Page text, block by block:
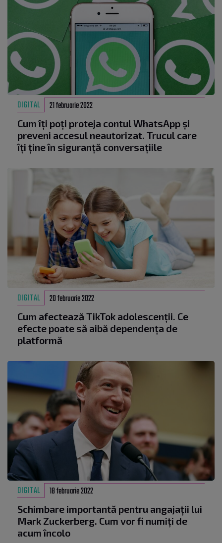
DIGITAL 21 februarie 2022
Cum îți poți proteja contul WhatsApp și
preveni accesul neautorizat. Trucul care
îți ține în siguranță conversațiile
DIGITAL 20 februarie 2022
Cum afectează TikTok adolescenții. Ce
efecte poate să aibă dependența de
platformă
DIGITAL 18 februarie 2022
Schimbare importantă pentru angajații lui
Mark Zuckerberg. Cum vor fi numiți de
acum încolo